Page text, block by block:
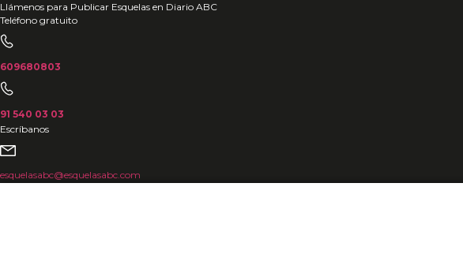
Ir
al
contenido
Llámenos para Publicar Esquelas en Diario ABC
Teléfono gratuito
609680803
91 540 03 03
Escríbanos
esquelasabc@esquelasabc.com